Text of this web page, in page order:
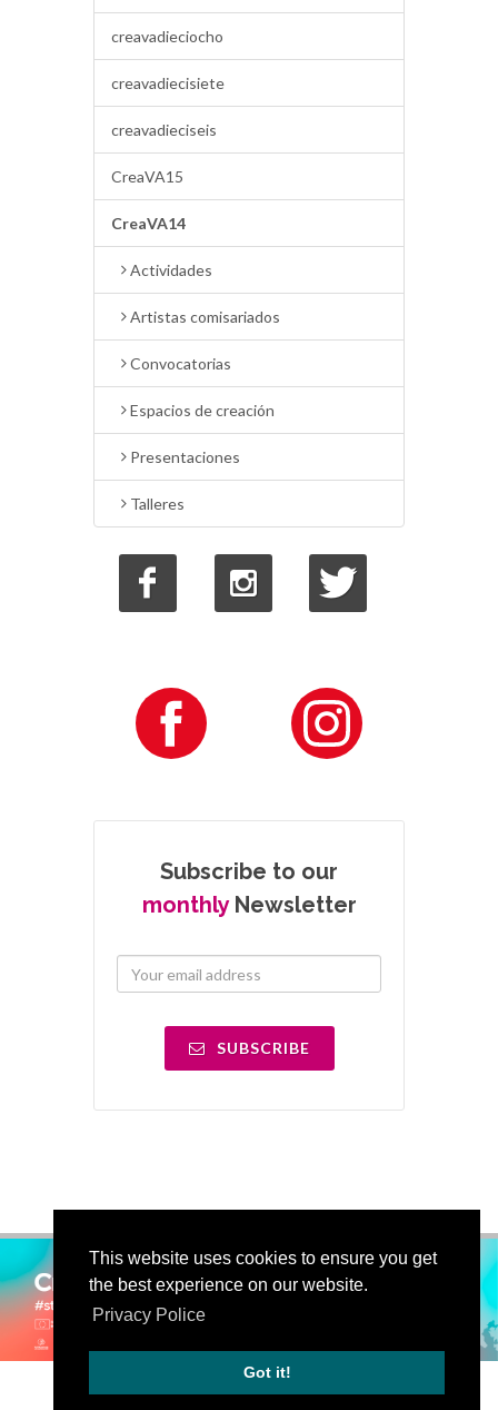
This website uses cookies to ensure you get
the best experience on our website.
Privacy Police
Got it!
creavadieciocho
creavadiecisiete
creavadieciseis
CreaVA15
CreaVA14
Actividades
Artistas comisariados
Convocatorias
Espacios de creación
Presentaciones
Talleres
Subscribe to our
monthlyNewsletter
SUBSCRIBE